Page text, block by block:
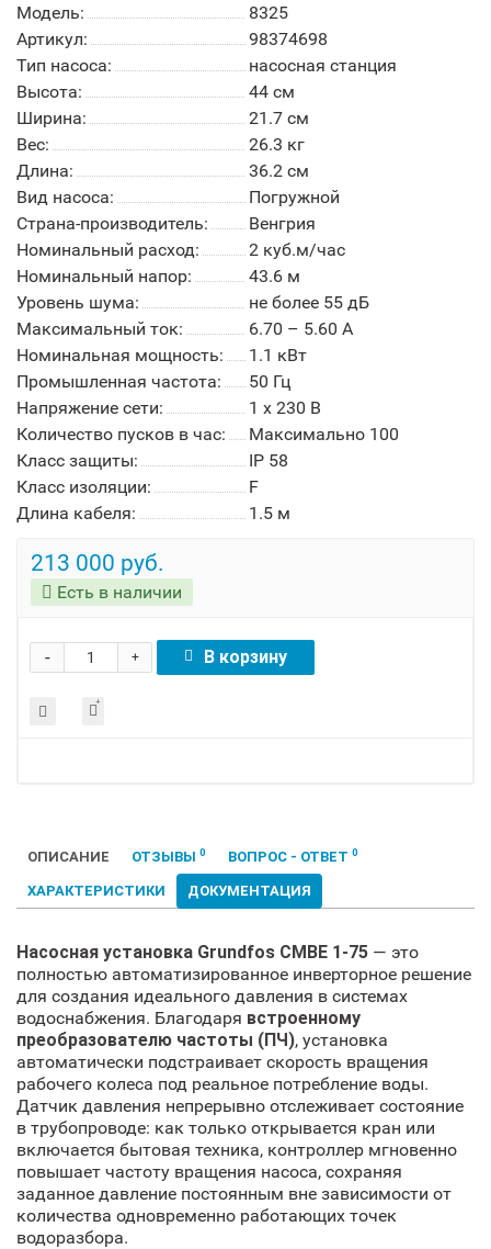
Модель:
8325
Артикул:
98374698
Тип насоса:
насосная станция
Высота:
44 см
Ширина:
21.7 см
Вес:
26.3 кг
Длина:
36.2 см
Вид насоса:
Погружной
Страна-производитель:
Венгрия
Номинальный расход:
2 куб.м/час
Номинальный напор:
43.6 м
Уровень шума:
не более 55 дБ
Максимальный ток:
6.70 – 5.60 А
Номинальная мощность:
1.1 кВт
Промышленная частота:
50 Гц
Напряжение сети:
1 х 230 В
Количество пусков в час:
Максимально 100
Класс защиты:
IP 58
Класс изоляции:
F
Длина кабеля:
1.5 м
213 000 руб.
Есть в наличии
+
- В корзину
ОПИСАНИЕ ОТЗЫВЫ 0 ВОПРОС - ОТВЕТ 0
ХАРАКТЕРИСТИКИ ДОКУМЕНТАЦИЯ
Насосная установка Grundfos CMBE 1-75 — это
полностью автоматизированное инверторное решение
для создания идеального давления в системах
водоснабжения. Благодаря встроенному
преобразователю частоты (ПЧ), установка
автоматически подстраивает скорость вращения
рабочего колеса под реальное потребление воды.
Датчик давления непрерывно отслеживает состояние
в трубопроводе: как только открывается кран или
включается бытовая техника, контроллер мгновенно
повышает частоту вращения насоса, сохраняя
заданное давление постоянным вне зависимости от
количества одновременно работающих точек
водоразбора.